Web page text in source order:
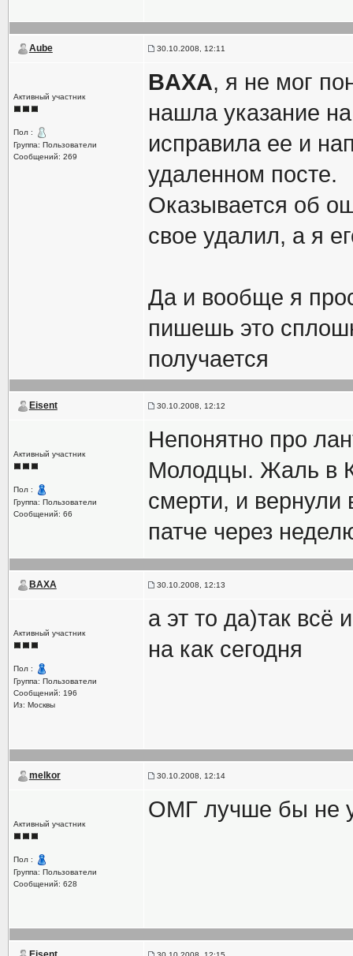
Aube 30.10.2008, 12:11
Активный участник
Пол :
Группа: Пользователи
Сообщений: 269
BAXA, я не мог
нашла указание
исправила ее и
удаленном посте.
Оказывается об
свое удалил, а я
Да и вообще я
пишешь это
получается
Eisent 30.10.2008, 12:12
Активный участник
Пол :
Группа: Пользователи
Сообщений: 66
Непонятно про
Молодцы. Жаль в
смерти, и вернули
патче через
BAXA 30.10.2008, 12:13
Активный участник
Пол :
Группа: Пользователи
Сообщений: 196
Из: Москвы
а эт то да)так
на как сегодня
melkor 30.10.2008, 12:14
Активный участник
Пол :
Группа: Пользователи
Сообщений: 628
ОМГ лучше бы не